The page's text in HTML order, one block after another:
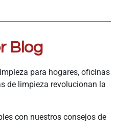
Blog
para hogares, oficinas
de limpieza revolucionan la
con nuestros consejos de